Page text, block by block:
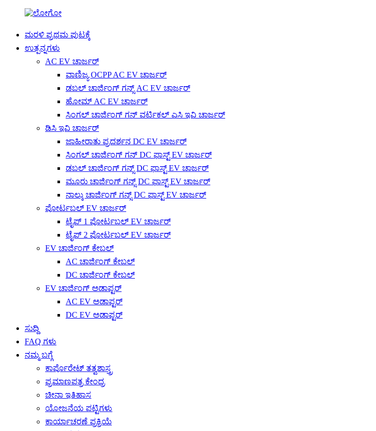
ಮರಳಿ ಪ್ರಥಮ ಪುಟಕ್ಕೆ
ಉತ್ಪನ್ನಗಳು
AC EV ಚಾರ್ಜರ್
ವಾಣಿಜ್ಯ OCPP AC EV ಚಾರ್ಜರ್
ಡಬಲ್ ಚಾರ್ಜಿಂಗ್ ಗನ್ಸ್ AC EV ಚಾರ್ಜರ್
ಹೋಮ್ AC EV ಚಾರ್ಜರ್
ಸಿಂಗಲ್ ಚಾರ್ಜಿಂಗ್ ಗನ್ ವರ್ಟಿಕಲ್ ಎಸಿ ಇವಿ ಚಾರ್ಜರ್
ಡಿಸಿ ಇವಿ ಚಾರ್ಜರ್
ಜಾಹೀರಾತು ಪ್ರದರ್ಶನ DC EV ಚಾರ್ಜರ್
ಸಿಂಗಲ್ ಚಾರ್ಜಿಂಗ್ ಗನ್ DC ಫಾಸ್ಟ್ EV ಚಾರ್ಜರ್
ಡಬಲ್ ಚಾರ್ಜಿಂಗ್ ಗನ್ಸ್ DC ಫಾಸ್ಟ್ EV ಚಾರ್ಜರ್
ಮೂರು ಚಾರ್ಜಿಂಗ್ ಗನ್ಸ್ DC ಫಾಸ್ಟ್ EV ಚಾರ್ಜರ್
ನಾಲ್ಕು ಚಾರ್ಜಿಂಗ್ ಗನ್ಸ್ DC ಫಾಸ್ಟ್ EV ಚಾರ್ಜರ್
ಪೋರ್ಟಬಲ್ EV ಚಾರ್ಜರ್
ಟೈಪ್ 1 ಪೋರ್ಟಬಲ್ EV ಚಾರ್ಜರ್
ಟೈಪ್ 2 ಪೋರ್ಟಬಲ್ EV ಚಾರ್ಜರ್
EV ಚಾರ್ಜಿಂಗ್ ಕೇಬಲ್
AC ಚಾರ್ಜಿಂಗ್ ಕೇಬಲ್
DC ಚಾರ್ಜಿಂಗ್ ಕೇಬಲ್
EV ಚಾರ್ಜಿಂಗ್ ಅಡಾಪ್ಟರ್
AC EV ಅಡಾಪ್ಟರ್
DC EV ಅಡಾಪ್ಟರ್
ಸುದ್ದಿ
FAQ ಗಳು
ನಮ್ಮ ಬಗ್ಗೆ
ಕಾರ್ಪೊರೇಟ್ ತತ್ವಶಾಸ್ತ್ರ
ಪ್ರಮಾಣಪತ್ರ ಕೇಂದ್ರ
ಚೀನಾ ಇತಿಹಾಸ
ಯೋಜನೆಯ ಪಟ್ಟಿಗಳು
ಕಾರ್ಯಾಚರಣೆ ಪ್ರಕ್ರಿಯೆ